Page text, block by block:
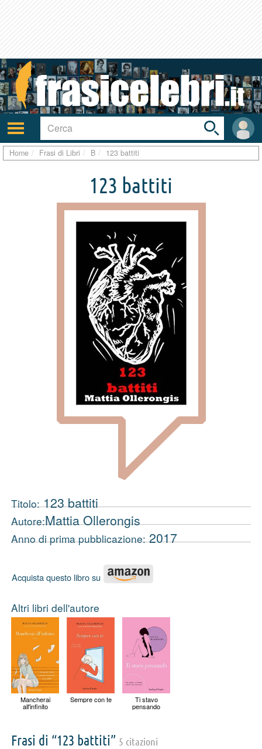
Attiva/disattiva
navigazione
User
area
Toggle
search
bar
Home Frasi di Libri B 123 battiti
123 battiti
Titolo:123 battiti
Autore:Mattia Ollerongis
Anno di prima pubblicazione:2017
Acquista questo libro su
Altri libri dell'autore
Mancherai
all'infinito
Sempre con te Ti stavo
pensando
Frasi di “123 battiti” 5 citazioni